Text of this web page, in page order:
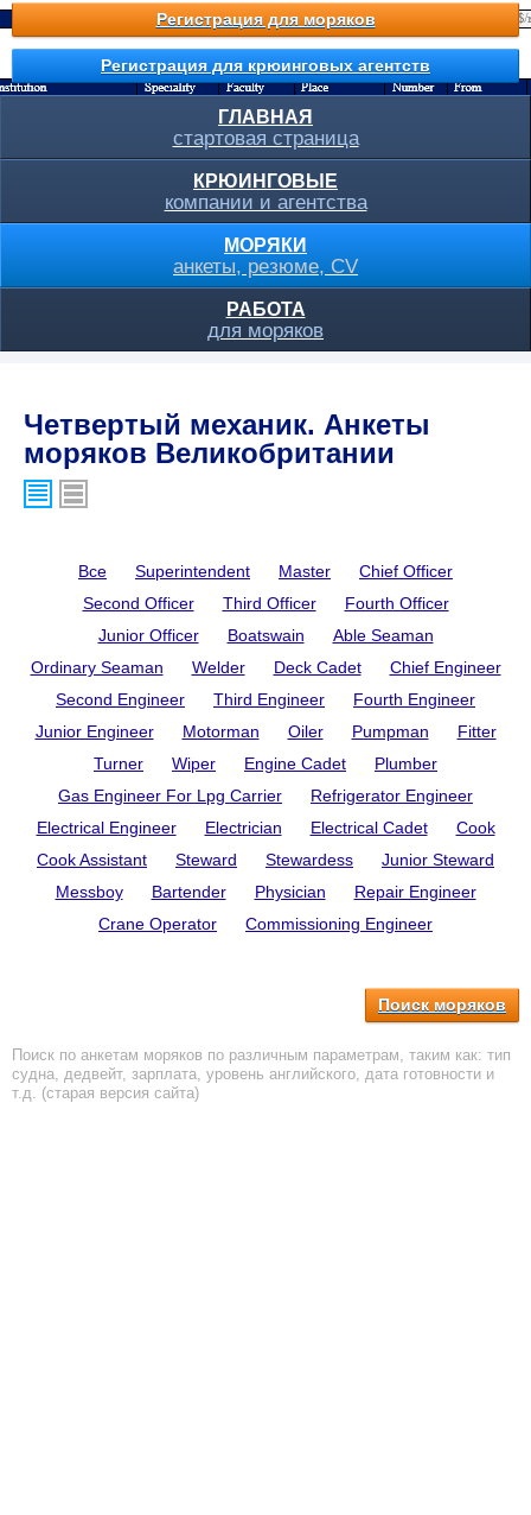
Регистрация для моряков
Регистрация для крюинговых агентств
ГЛАВНАЯ
стартовая страница
КРЮИНГОВЫЕ
компании и агентства
МОРЯКИ
анкеты, резюме, CV
РАБОТА
для моряков
Четвертый механик. Анкеты
моряков Великобритании
Все Superintendent Master
Chief Officer
Second Officer
Third Officer
Fourth Officer
Junior Officer
Boatswain
Able Seaman
Ordinary Seaman
Welder Deck Cadet
Chief Engineer
Second Engineer
Third Engineer
Fourth Engineer
Junior Engineer
Motorman Oiler Pumpman
Fitter
Turner
Wiper Engine Cadet
Plumber
Gas Engineer For Lpg Carrier
Refrigerator Engineer
Electrical Engineer
Electrician Electrical Cadet
Cook
Cook Assistant
Steward Stewardess
Junior Steward
Messboy
Bartender Physician
Repair Engineer
Crane Operator
Commissioning Engineer
Поиск моряков
Поиск по анкетам моряков по различным параметрам, таким как: тип
судна, дедвейт, зарплата, уровень английского, дата готовности и
т.д. (старая версия сайта)